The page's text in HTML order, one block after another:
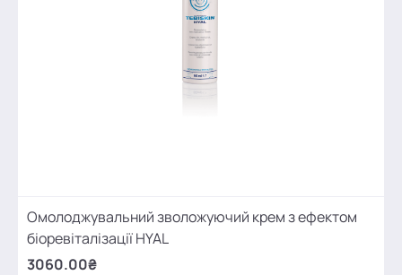
Омолоджувальний зволожуючий крем з ефектом
біоревіталізації HYAL
3060.00₴